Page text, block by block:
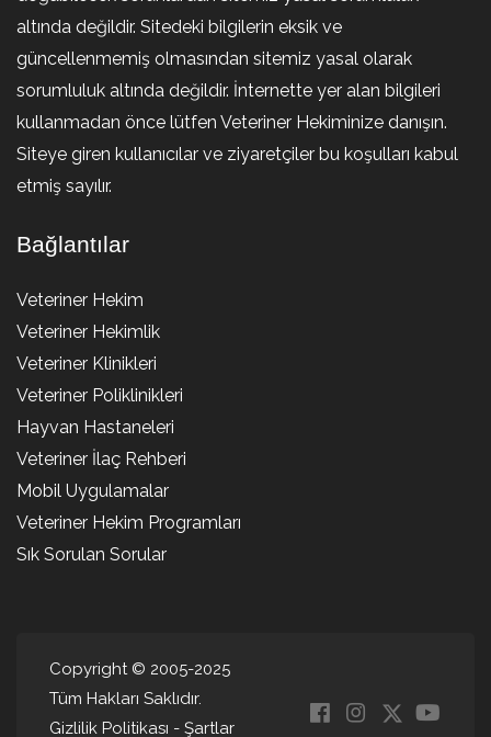
altında değildir. Sitedeki bilgilerin eksik ve
güncellenmemiş olmasından sitemiz yasal olarak
sorumluluk altında değildir. İnternette yer alan bilgileri
kullanmadan önce lütfen Veteriner Hekiminize danışın.
Siteye giren kullanıcılar ve ziyaretçiler bu koşulları kabul
etmiş sayılır.
Bağlantılar
Veteriner Hekim
Veteriner Hekimlik
Veteriner Klinikleri
Veteriner Poliklinikleri
Hayvan Hastaneleri
Veteriner İlaç Rehberi
Mobil Uygulamalar
Veteriner Hekim Programları
Sık Sorulan Sorular
Copyright © 2005-2025
Tüm Hakları Saklıdır.
Gizlilik Politikası - Şartlar